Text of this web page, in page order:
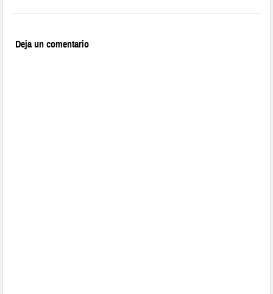
Deja un comentario